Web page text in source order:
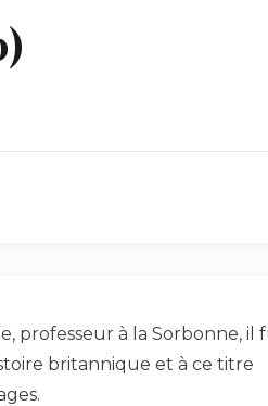
professeur à la Sorbonne, il
britannique et à ce titre